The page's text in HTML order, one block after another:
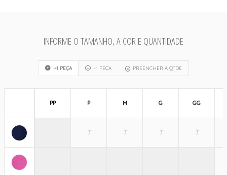
INFORME O TAMANHO, A COR E QUANTIDADE
+1 PEÇA -1 PEÇA PREENCHER A QTDE
PP P M G GG